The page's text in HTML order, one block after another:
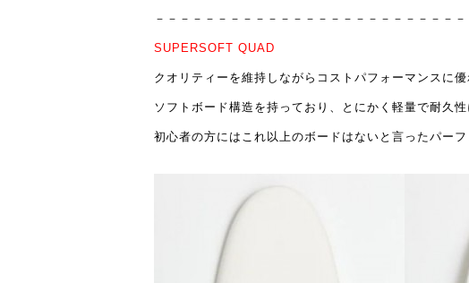
－－－－－－－－－－－－－－－－－－－－－－－－
SUPERSOFT QUAD
クオリティーを維持しながらコストパフォーマンスに
ソフトボード構造を持っており、とにかく軽量で耐久
初心者の方にはこれ以上のボードはないと言ったパーフ